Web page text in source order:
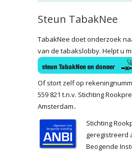
Steun TabakNee
TabakNee doet onderzoek
van de tabakslobby. Helpt u
Of stort zelf op
559 821 t.n.v. Stichting
Amsterdam..
Stichting
geregistreerd
Beogende